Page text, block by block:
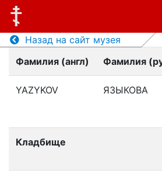
Назад на сайт музея
Фамилия (англ)
Фамилия
YAZYKOV ЯЗЫКОВА
Кладбище